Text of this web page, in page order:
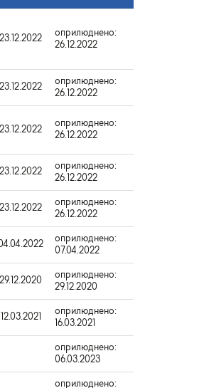
23.12.2022
оприлюднено:
26.12.2022
23.12.2022
оприлюднено:
26.12.2022
23.12.2022
оприлюднено:
26.12.2022
23.12.2022
оприлюднено:
26.12.2022
23.12.2022
оприлюднено:
26.12.2022
оприлюднено:
07.04.2022
29.12.2020
оприлюднено:
29.12.2020
12.03.2021
оприлюднено:
16.03.2021
оприлюднено:
06.03.2023
оприлюднено: